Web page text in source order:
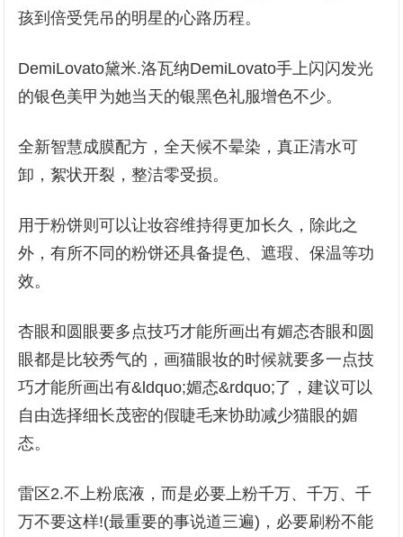
孩到倍受凭吊的明星的心路历程。
DemiLovato黛米.洛瓦纳DemiLovato手上闪闪发光
的银色美甲为她当天的银黑色礼服增色不少。
全新智慧成膜配方，全天候不晕染，真正清水可
卸，絮状开裂，整洁零受损。
用于粉饼则可以让妆容维持得更加长久，除此之
外，有所不同的粉饼还具备提色、遮瑕、保温等功
效。
杏眼和圆眼要多点技巧才能所画出有媚态杏眼和圆
眼都是比较秀气的，画猫眼妆的时候就要多一点技
巧才能所画出有&ldquo;媚态&rdquo;了，建议可以
自由选择细长茂密的假睫毛来协助减少猫眼的媚
态。
雷区2.不上粉底液，而是必要上粉千万、千万、千
万不要这样!(最重要的事说道三遍)，必要刷粉不能